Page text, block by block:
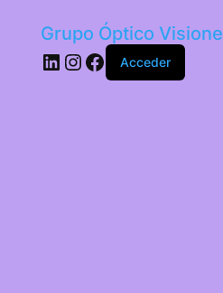
Grupo Óptico Visione
LinkedIn
Instagram
Facebook
Acceder